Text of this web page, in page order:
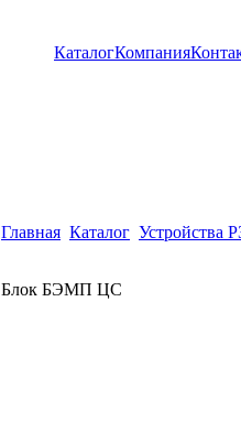
КаталогКомпания
Главная Каталог Устройства
Блок БЭМП ЦС